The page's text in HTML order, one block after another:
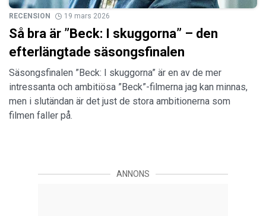
RECENSION 19 mars 2026
Så bra är ”Beck: I skuggorna” – den
efterlängtade säsongsfinalen
Säsongsfinalen ”Beck: I skuggorna” är en av de mer
intressanta och ambitiösa ”Beck”-filmerna jag kan minnas,
men i slutändan är det just de stora ambitionerna som
filmen faller på.
ANNONS